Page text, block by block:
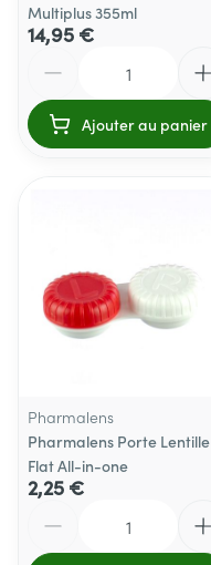
Multiplus 355ml
14,95 €
Ajouter au panier
Pharmalens
Pharmalens Porte Lentille
Flat All-in-one
2,25 €